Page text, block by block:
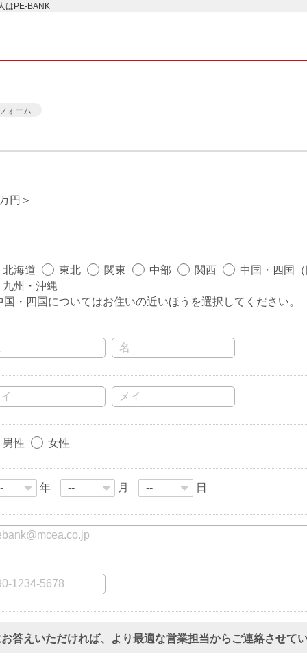
はPE-BANK
ォーム
円
北海道 東北 関東 中部 関西
中国・四国
九州・沖縄
・四国についてはお住いの近いほうを選択してください。
男性 女性
年 月 日
答えいただければ、より最適な営業担当からご連絡させて